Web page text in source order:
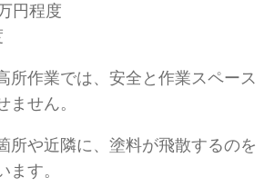
円程度
所作業では、安全と作業スペース
ません。
所や近隣に、塗料が飛散するのを
ます。